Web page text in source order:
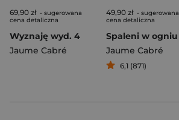
69,90 zł - sugerowana
cena detaliczna
Wyznaję wyd. 4
Jaume Cabré
49,90 zł - sugerowana
cena detaliczna
Spaleni w ogniu
Jaume Cabré
6,1 (871)